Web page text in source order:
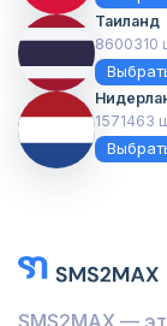
Таиланд
8600310
1571463